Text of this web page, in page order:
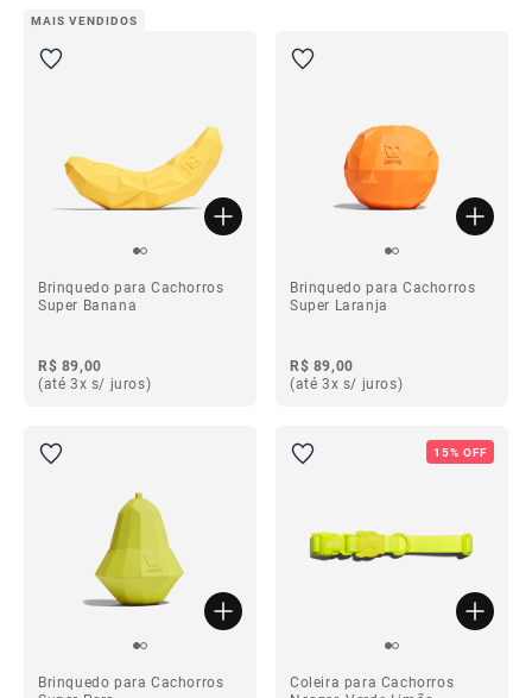
MAIS VENDIDOS
Brinquedo para Cachorros
Super Banana
R$ 89,00
(até 3x s/ juros)
Brinquedo para Cachorros
Super Laranja
R$ 89,00
(até 3x s/ juros)
Brinquedo para Cachorros
15% OFF
Coleira para Cachorros